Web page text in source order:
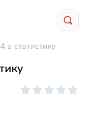
в статистику